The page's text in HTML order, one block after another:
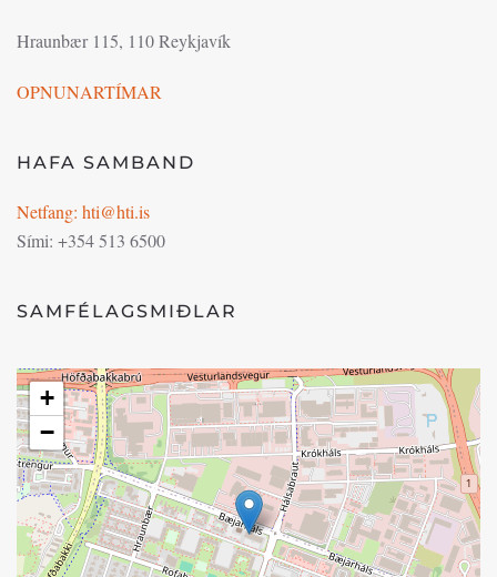
Hraunbær 115, 110 Reykjavík
OPNUNARTÍMAR
HAFA SAMBAND
Netfang: hti@hti.is
Sími: +354 513 6500
SAMFÉLAGSMIÐLAR
+
−